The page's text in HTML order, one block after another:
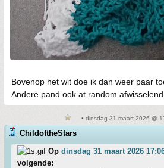
Bovenop het wit doe ik dan weer paar
Andere pand ook at random afwisselend.
• dinsdag 31 maart 2026 @
ChildoftheStars
Op dinsdag 31 maart 2026
volgende: